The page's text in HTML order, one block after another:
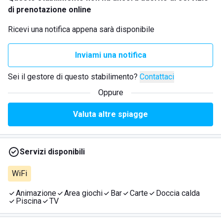
di prenotazione online
Ricevi una notifica appena sarà disponibile
Inviami una notifica
Sei il gestore di questo stabilimento? Contattaci
Oppure
Valuta altre spiagge
Servizi disponibili
WiFi
Animazione Area giochi Bar Carte
Doccia calda
Piscina
TV